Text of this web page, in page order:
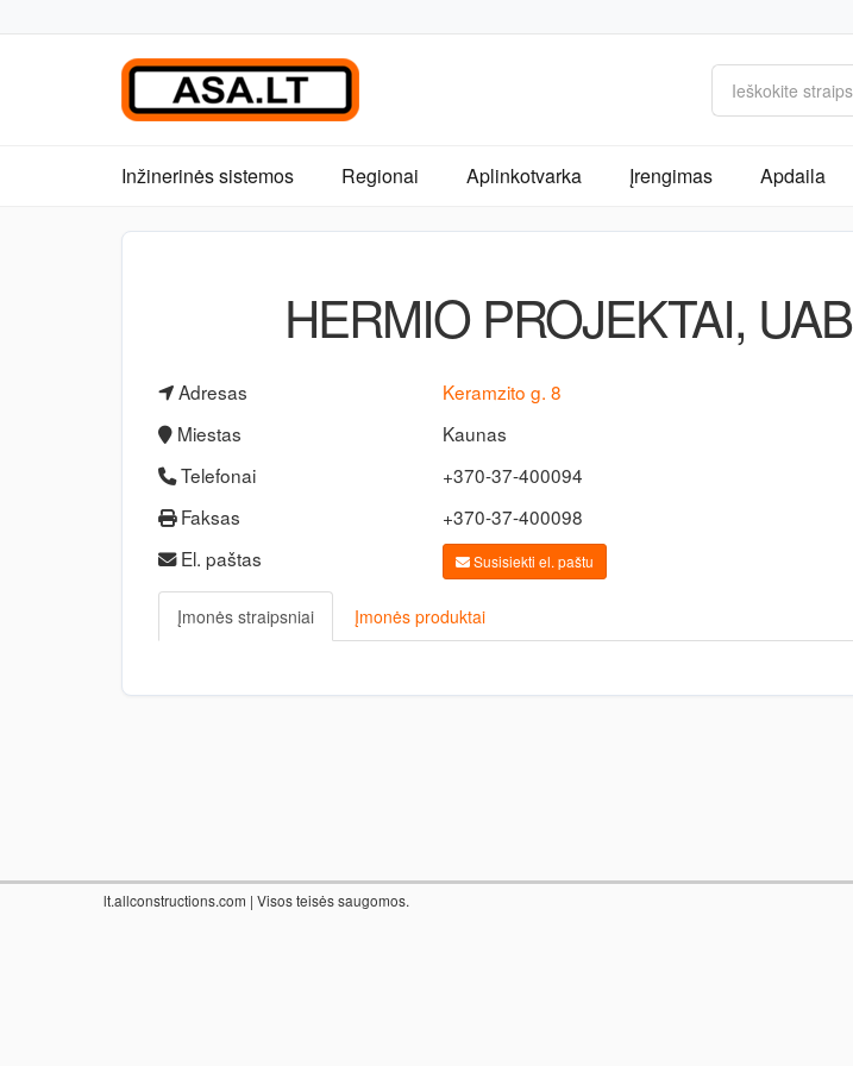
Inžinerinės sistemos Regionai Aplinkotvarka Įrengimas Apdaila
HERMIO PROJEKTAI, UAB
Adresas
Keramzito g. 8
Miestas
Kaunas
Telefonai
+370-37-400094
Faksas
+370-37-400098
El. paštas
Susisiekti el. paštu
Įmonės straipsniai Įmonės produktai
lt.allconstructions.com | Visos teisės saugomos.